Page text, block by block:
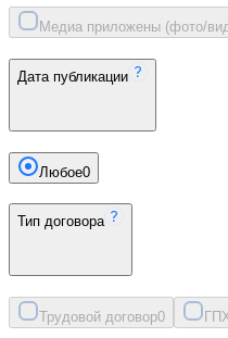
Медиа приложены (фото/
Дата публикации
Любое0
Тип договора
Трудовой договор0